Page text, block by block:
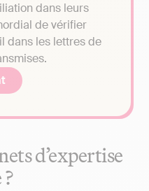
dans leurs
de vérifier
dans les lettres de
d’expertise